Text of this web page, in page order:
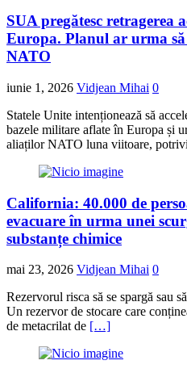
SUA pregătesc retragerea
Europa. Planul ar urma
NATO
iunie 1, 2026 Vidjean Mihai 0
Statele Unite intenționează să
bazele militare aflate în Europa și
aliaților NATO luna viitoare,
California: 40.000 de
evacuare în urma unei
substanțe chimice
mai 23, 2026 Vidjean Mihai 0
Rezervorul risca să se spargă sau
Un rezervor de stocare care
de metacrilat de […]